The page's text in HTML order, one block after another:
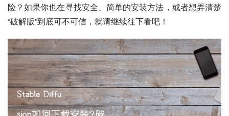
险？如果你也在寻找安全、简单的安装方法，或者想弄清楚
“破解版”到底可不可信，就请继续往下看吧！